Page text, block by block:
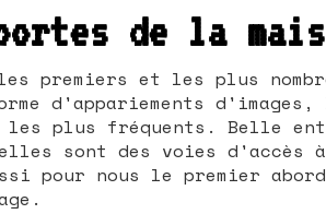
de la
premiers et les plus
d'appariements
les plus fréquents. Belle
sont des voies d'accès
pour nous le premier abord